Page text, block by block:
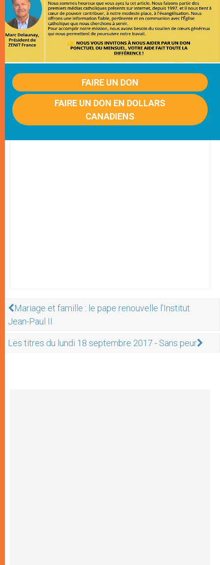
FAIRE UN DON
FAIRE UN DON EN DOLLARS
CANADIENS
Mariage et famille : le pape renouvelle l’Institut
Jean-Paul II
Les titres du lundi 18 septembre 2017 - Sans peur